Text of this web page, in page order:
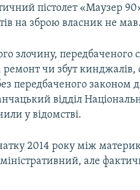
пістолет «Маузер
на зброю власник не
злочину, передбаченого
чи збут кинджалів,
передбаченого законом
відділ
у відомстві.
2014 року між
але